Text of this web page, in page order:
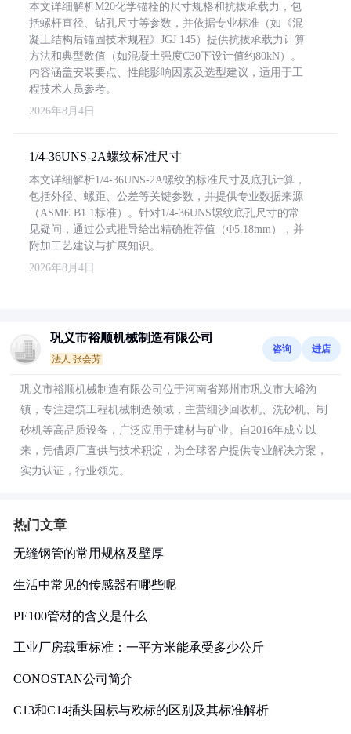
本文详细解析M20化学锚栓的尺寸规格和抗拔承载力，包
括螺杆直径、钻孔尺寸等参数，并依据专业标准（如《混
凝土结构后锚固技术规程》JGJ 145）提供抗拔承载力计算
方法和典型数值（如混凝土强度C30下设计值约80kN）。
内容涵盖安装要点、性能影响因素及选型建议，适用于工
程技术人员参考。
2026年8月4日
1/4-36UNS-2A螺纹标准尺寸
本文详细解析1/4-36UNS-2A螺纹的标准尺寸及底孔计算，
包括外径、螺距、公差等关键参数，并提供专业数据来源
（ASME B1.1标准）。针对1/4-36UNS螺纹底孔尺寸的常
见疑问，通过公式推导给出精确推荐值（Φ5.18mm），并
附加工艺建议与扩展知识。
2026年8月4日
巩义市裕顺机械制造有限公司
法人:张会芳
咨询 进店
巩义市裕顺机械制造有限公司位于河南省郑州市巩义市大峪沟
镇，专注建筑工程机械制造领域，主营细沙回收机、洗砂机、制
砂机等高品质设备，广泛应用于建材与矿业。自2016年成立以
来，凭借原厂直供与技术积淀，为全球客户提供专业解决方案，
实力认证，行业领先。
热门文章
无缝钢管的常用规格及壁厚
生活中常见的传感器有哪些呢
PE100管材的含义是什么
工业厂房载重标准：一平方米能承受多少公斤
CONOSTAN公司简介
C13和C14插头国标与欧标的区别及其标准解析